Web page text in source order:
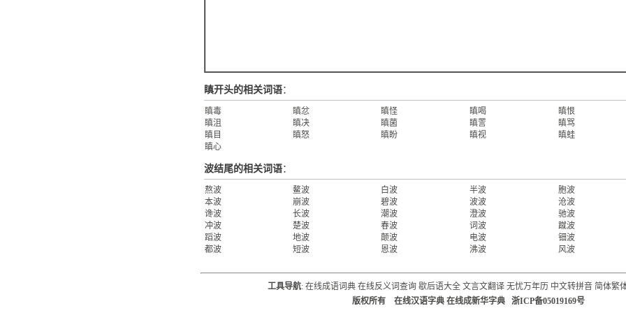
瞋开头的相关词语：
瞋毒 瞋忿 瞋怪 瞋喝
瞋恨
瞋沮
瞋决 瞋菌 瞋詈
瞋骂
瞋目
瞋怒 瞋盼 瞋视
瞋蛙
瞋心
波结尾的相关词语：
熬波 鳌波 白波 半波
胞波
本波
崩波 碧波 波波
沧波
谗波
长波 潮波 澄波
驰波
冲波
楚波 春波 词波
蹴波
蹈波
地波 颠波 电波
钿波
都波
短波 恩波 沸波 风波
工具导航: 在线成语词典 在线反义词查询 歇后语大全 文言文翻译 无忧万年历 中文转拼音 简体繁
版权所有 在线汉语字典 在线成新华字典 浙ICP备05019169号